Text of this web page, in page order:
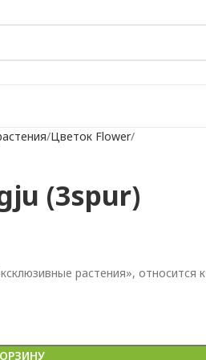
Цветок Flower
(3spur)
растения», относится к